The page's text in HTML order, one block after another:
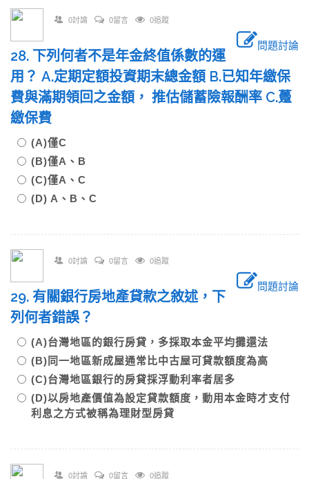
0討論 0留言 0追蹤
問題討論
28. 下列何者不是年金終值係數的運
用？ A.定期定額投資期末總金額 B.已知年繳保
費與滿期領回之金額， 推估儲蓄險報酬率 C.躉
繳保費
(A)僅C
(B)僅A、B
(C)僅A、C
(D) A、B、C
0討論 0留言 0追蹤
問題討論
29. 有關銀行房地產貸款之敘述，下
列何者錯誤？
(A)台灣地區的銀行房貸，多採取本金平均攤還法
(B)同一地區新成屋通常比中古屋可貸款額度為高
(C)台灣地區銀行的房貸採浮動利率者居多
(D)以房地產價值為設定貸款額度，動用本金時才支付
利息之方式被稱為理財型房貸
0討論 0留言 0追蹤